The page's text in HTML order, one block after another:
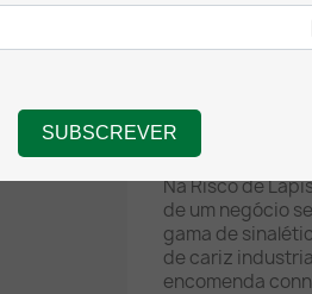
cerca de 1,50
fixar com a fita
da porta para
que o sinal fica
Porquê
Na Risco de
de um negócio
gama de
de cariz
encomenda